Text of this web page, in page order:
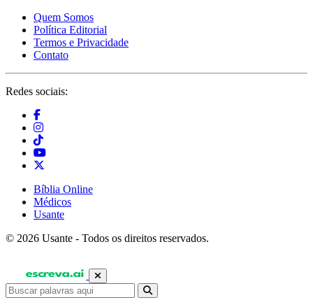
Quem Somos
Política Editorial
Termos e Privacidade
Contato
Redes sociais:
Bíblia Online
Médicos
Usante
© 2026 Usante - Todos os direitos reservados.